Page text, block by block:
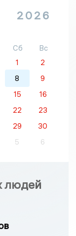
2026
Сб
Вс
1
2
8
9
15
16
22
23
29
30
5 6
людей